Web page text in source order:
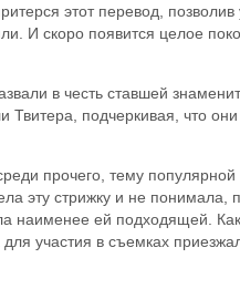
этот перевод,
И скоро появится целое
в честь ставшей
подчеркивая, что они
прочего, тему
эту стрижку и не понимала,
наименее ей подходящей.
участия в съемках